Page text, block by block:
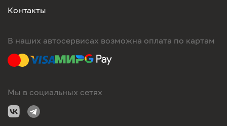
Контакты
В наших автосервисах возможна оплата по картам
Мы в социальных сетях